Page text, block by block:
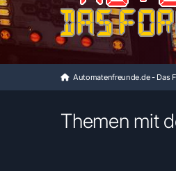
Automatenfreunde.de - Das
Themen mit